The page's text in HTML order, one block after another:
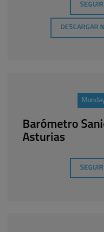
DESCARGAR
Barómetro
Asturias